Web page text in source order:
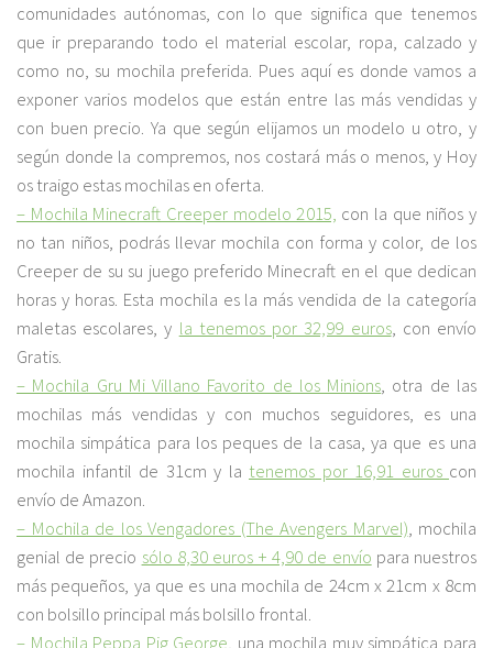
comunidades autónomas, con lo que significa que tenemos
que ir preparando todo el material escolar, ropa, calzado y
como no, su mochila preferida. Pues aquí es donde vamos a
exponer varios modelos que están entre las más vendidas y
con buen precio. Ya que según elijamos un modelo u otro, y
según donde la compremos, nos costará más o menos, y Hoy
os traigo estas mochilas en oferta.
– Mochila Minecraft Creeper modelo 2015, con la que niños y
no tan niños, podrás llevar mochila con forma y color, de los
Creeper de su su juego preferido Minecraft en el que dedican
horas y horas. Esta mochila es la más vendida de la categoría
maletas escolares, y la tenemos por 32,99 euros, con envío
Gratis.
– Mochila Gru Mi Villano Favorito de los Minions, otra de las
mochilas más vendidas y con muchos seguidores, es una
mochila simpática para los peques de la casa, ya que es una
mochila infantil de 31cm y la tenemos por 16,91 euros con
envío de Amazon.
– Mochila de los Vengadores (The Avengers Marvel), mochila
genial de precio sólo 8,30 euros + 4,90 de envío para nuestros
más pequeños, ya que es una mochila de 24cm x 21cm x 8cm
con bolsillo principal más bolsillo frontal.
– Mochila Peppa Pig George, una mochila muy simpática para